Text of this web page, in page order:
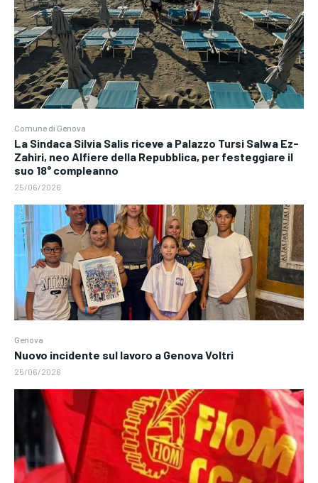
Comune di Genova
La Sindaca Silvia Salis riceve a Palazzo Tursi Salwa Ez-
Zahiri, neo Alfiere della Repubblica, per festeggiare il
suo 18° compleanno
25/06/2026
Genova
Nuovo incidente sul lavoro a Genova Voltri
25/06/2026